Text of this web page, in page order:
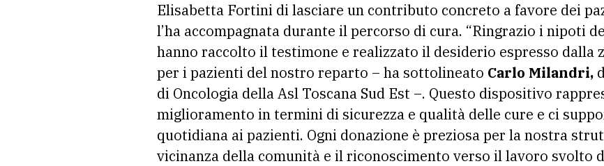
Elisabetta Fortini di lasciare un contributo concreto a favore dei
l’ha accompagnata durante il percorso di cura. “Ringrazio i nipoti
hanno raccolto il testimone e realizzato il desiderio espresso dalla
per i pazienti del nostro reparto – ha sottolineato Carlo Milandri,
di Oncologia della Asl Toscana Sud Est –. Questo dispositivo
miglioramento in termini di sicurezza e qualità delle cure e ci
quotidiana ai pazienti. Ogni donazione è preziosa per la nostra
vicinanza della comunità e il riconoscimento verso il lavoro svolto